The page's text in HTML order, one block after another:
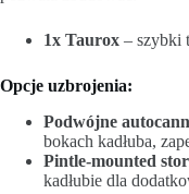
1x Taurox – szybki
Opcje uzbrojenia:
Podwójne
bokach kadłuba,
Pintle-mounted
kadłubie dla